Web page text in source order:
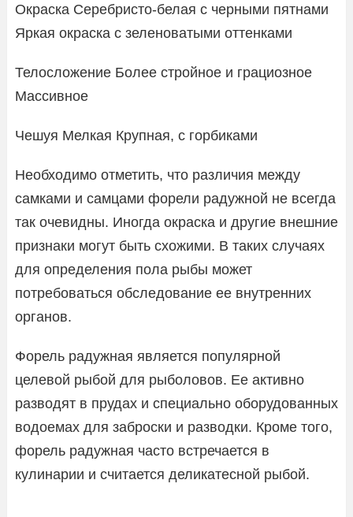
Окраска Серебристо-белая с черными пятнами
Яркая окраска с зеленоватыми оттенками
Телосложение Более стройное и грациозное
Массивное
Чешуя Мелкая Крупная, с горбиками
Необходимо отметить, что различия между
самками и самцами форели радужной не всегда
так очевидны. Иногда окраска и другие внешние
признаки могут быть схожими. В таких случаях
для определения пола рыбы может
потребоваться обследование ее внутренних
органов.
Форель радужная является популярной
целевой рыбой для рыболовов. Ее активно
разводят в прудах и специально оборудованных
водоемах для заброски и разводки. Кроме того,
форель радужная часто встречается в
кулинарии и считается деликатесной рыбой.